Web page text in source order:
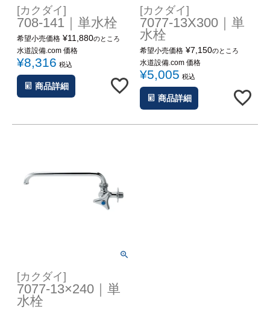
[カクダイ]
708-141｜単水栓
希望小売価格 ¥11,880のところ
水道設備.com 価格
¥8,316 税込
商品詳細
[カクダイ]
7077-13X300｜単
水栓
希望小売価格 ¥7,150のところ
水道設備.com 価格
¥5,005 税込
商品詳細
[カクダイ]
7077-13×240｜単
水栓